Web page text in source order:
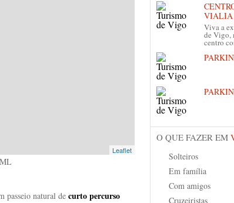
Leaflet
passeio natural de curto percurso
VIALIA
Viva a
de Vigo,
centro
O QUE FAZER EM
Solteiros
Em família
Com amigos
Cruzeiristas